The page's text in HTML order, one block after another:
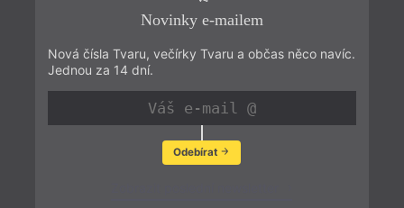
Novinky e-mailem
Nová čísla Tvaru, večírky Tvaru a občas něco navíc.
Jednou za 14 dní.
Odebírat